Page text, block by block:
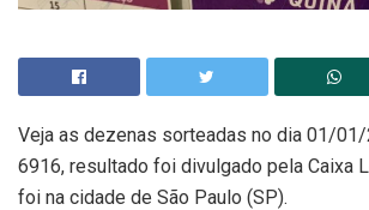
Veja as dezenas sorteadas no dia 01/01/
6916, resultado foi divulgado pela Caixa
foi na cidade de São Paulo (SP).